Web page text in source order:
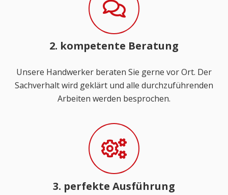
2. kompetente Beratung
Unsere Handwerker beraten Sie gerne vor Ort. Der
Sachverhalt wird geklärt und alle durchzuführenden
Arbeiten werden besprochen.
3. perfekte Ausführung